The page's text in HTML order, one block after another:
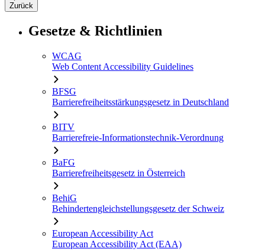
Zurück
Gesetze & Richtlinien
WCAG
Web Content Accessibility Guidelines
BFSG
Barrierefreiheitsstärkungsgesetz in Deutschland
BITV
Barrierefreie-Informationstechnik-Verordnung
BaFG
Barrierefreiheitsgesetz in Österreich
BehiG
Behindertengleichstellungsgesetz der Schweiz
European Accessibility Act
European Accessibility Act (EAA)